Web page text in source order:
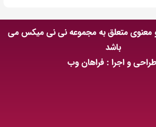
معنوی متعلق به مجموعه نی نی میکس می
باشد
طراحی و اجرا : فراهان وب